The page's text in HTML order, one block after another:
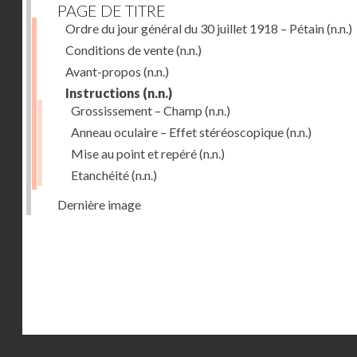
PAGE DE TITRE
Ordre du jour général du 30 juillet 1918 – Pétain(n.n.)
Conditions de vente(n.n.)
Avant-propos (n.n.)
Instructions (n.n.)
Grossissement – Champ (n.n.)
Anneau oculaire – Effet stéréoscopique(n.n.)
Mise au point et repéré(n.n.)
Etanchéité(n.n.)
Dernière image